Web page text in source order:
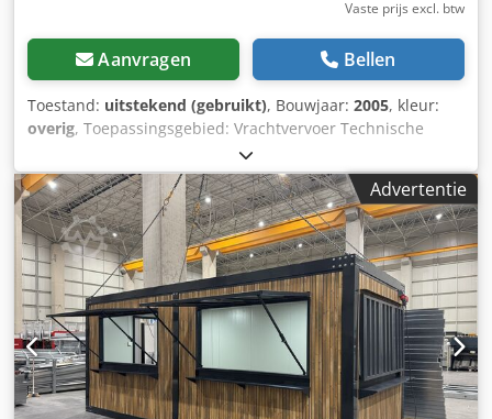
Vaste prijs excl. btw
Aanvragen Bellen
Toestand: uitstekend (gebruikt), Bouwjaar: 2005, kleur:
overig, Toepassingsgebied: Vrachtvervoer Technische
staat: zeer goed Optische staat: zeer goed Dwedszr If Njpfx
Akwoa
Advertentie